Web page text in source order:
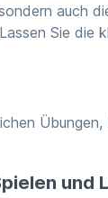
auch
Sie die
und